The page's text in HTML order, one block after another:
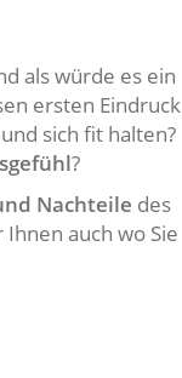
als würde es ein
ersten Eindruck
sich fit halten?
?
Nachteile des
auch wo Sie